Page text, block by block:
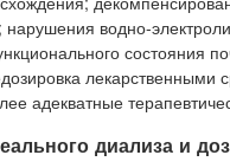
водно-
состояния
лекарственными
адекватные
диализа и